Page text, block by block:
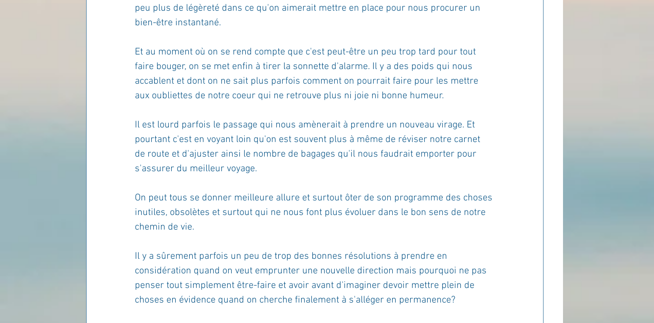
peu plus de légèreté dans ce qu'on aimerait mettre en place pour nous procurer un
bien-être instantané.
Et au moment où on se rend compte que c'est peut-être un peu trop tard pour tout
faire bouger, on se met enfin à tirer la sonnette d'alarme. Il y a des poids qui nous
accablent et dont on ne sait plus parfois comment on pourrait faire pour les mettre
aux oubliettes de notre coeur qui ne retrouve plus ni joie ni bonne humeur.
Il est lourd parfois le passage qui nous amènerait à prendre un nouveau virage. Et
pourtant c'est en voyant loin qu'on est souvent plus à même de réviser notre carnet
de route et d'ajuster ainsi le nombre de bagages qu'il nous faudrait emporter pour
s'assurer du meilleur voyage.
On peut tous se donner meilleure allure et surtout ôter de son programme des choses
inutiles, obsolètes et surtout qui ne nous font plus évoluer dans le bon sens de notre
chemin de vie.
Il y a sûrement parfois un peu de trop des bonnes résolutions à prendre en
considération quand on veut emprunter une nouvelle direction mais pourquoi ne pas
penser tout simplement être-faire et avoir avant d'imaginer devoir mettre plein de
choses en évidence quand on cherche finalement à s'alléger en permanence?